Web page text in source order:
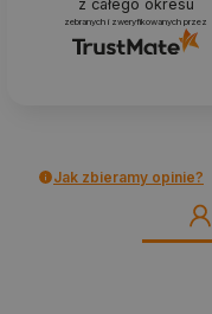
z całego okresu
zebranych i zweryfikowanych przez
Jak zbieramy opinie?